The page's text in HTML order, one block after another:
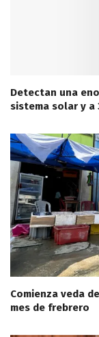
Detectan una
sistema solar y a
Comienza veda
mes de frebrero